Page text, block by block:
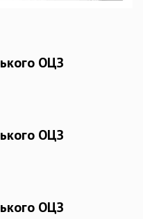
ОЦЗ
ОЦЗ
ОЦЗ